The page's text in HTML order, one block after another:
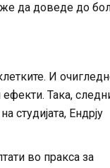
да доведе до
И
Така,
студијата, Ендрју
во пракса за